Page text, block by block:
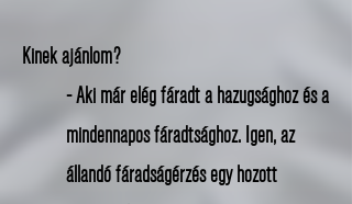
Kinek ajánlom?
- Aki már elég fáradt a hazugsághoz és a
mindennapos fáradtsághoz. Igen, az
állandó fáradságérzés egy hozott